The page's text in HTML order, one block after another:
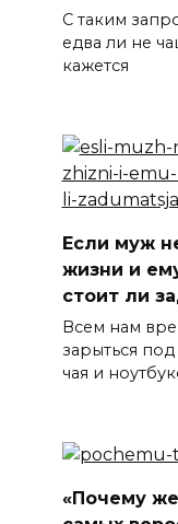
С таким
едва ли не
кажется
Если муж
жизни и
стоит ли
Всем нам
зарыться
чая и
«Почему